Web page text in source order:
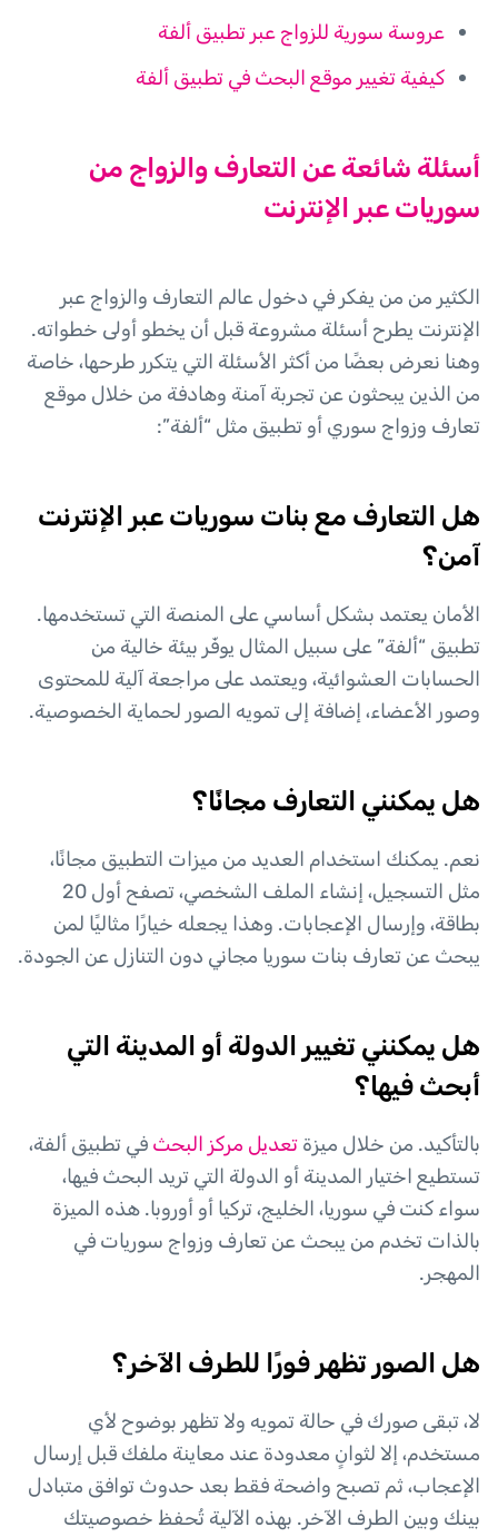
عروسة سورية للزواج عبر تطبيق ألفة
كيفية تغيير موقع البحث في تطبيق ألفة
أسئلة شائعة عن التعارف والزواج من
سوريات عبر الإنترنت
الكثير من من يفكر في دخول عالم التعارف والزواج عبر
الإنترنت يطرح أسئلة مشروعة قبل أن يخطو أولى خطواته.
وهنا نعرض بعضًا من أكثر الأسئلة التي يتكرر طرحها، خاصة
من الذين يبحثون عن تجربة آمنة وهادفة من خلال موقع
تعارف وزواج سوري أو تطبيق مثل “ألفة”:
هل التعارف مع بنات سوريات عبر الإنترنت
آمن؟
الأمان يعتمد بشكل أساسي على المنصة التي تستخدمها.
تطبيق “ألفة” على سبيل المثال يوفّر بيئة خالية من
الحسابات العشوائية، ويعتمد على مراجعة آلية للمحتوى
وصور الأعضاء، إضافة إلى تمويه الصور لحماية الخصوصية.
هل يمكنني التعارف مجانًا؟
نعم. يمكنك استخدام العديد من ميزات التطبيق مجانًا،
مثل التسجيل، إنشاء الملف الشخصي، تصفح أول 20
بطاقة، وإرسال الإعجابات. وهذا يجعله خيارًا مثاليًا لمن
يبحث عن تعارف بنات سوريا مجاني دون التنازل عن الجودة.
هل يمكنني تغيير الدولة أو المدينة التي
أبحث فيها؟
بالتأكيد. من خلال ميزة تعديل مركز البحث في تطبيق ألفة،
تستطيع اختيار المدينة أو الدولة التي تريد البحث فيها،
سواء كنت في سوريا، الخليج، تركيا أو أوروبا. هذه الميزة
بالذات تخدم من يبحث عن تعارف وزواج سوريات في
المهجر.
هل الصور تظهر فورًا للطرف الآخر؟
لا، تبقى صورك في حالة تمويه ولا تظهر بوضوح لأي
مستخدم، إلا لثوانٍ معدودة عند معاينة ملفك قبل إرسال
الإعجاب، ثم تصبح واضحة فقط بعد حدوث توافق متبادل
بينك وبين الطرف الآخر. بهذه الآلية تُحفظ خصوصيتك